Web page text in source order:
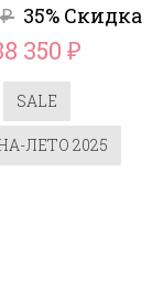
₽ 35% Скидка
350₽
SALE
ЛЕТО 2025